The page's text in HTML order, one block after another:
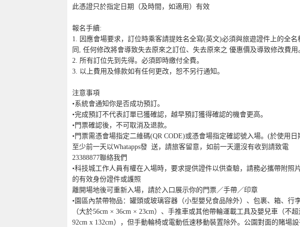
此憑證只於指定日期（及時間，如適用）有效
報名手續:
1. 因應會場要求，訂位時乘客請提姓名全寫(英文)必須與旅遊證件上的全名
同, 任何修改將會導致失去原來之訂位、失去原來之 優惠價及導致修改費
2. 所有訂位先到先得。必須即時繳付全費。
3. 以上費用及條款如有任何更改，恕不另行通知。
注意事項
•系統會通知你是否成功預訂。
•完成預訂不代表訂單已獲確認，越早預訂獲得確認的機會更高。
•門票確認後，不可取消及退款。
•門票需憑會場指定二維碼(QR CODE)或憑會場指定確認號入場。(於使用日
至少前一天以Whatapps發  送，請旅客留意，如前一天還沒有收到請致電
23388877聯絡我們
•科技城工作人員有權在入場時，要求提供證件以供查驗，請務必攜帶附照
的有效身份證件或護照
離開場地後可重新入場，請於入口展示你的門票／手帶／印章
•園區內禁帶物品：罐頭或玻璃容器（小型嬰兒食品除外）、包裹、箱、行
（大於56cm × 36cm × 23cm）、手推車或其他帶輪運載工具及嬰兒車（不超
92cm x 132cm），但手動輪椅或電動低速移動裝置除外。公園對面的賭場